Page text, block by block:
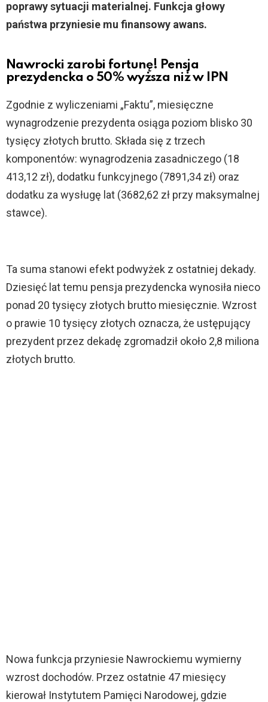
poprawy sytuacji materialnej. Funkcja głowy
państwa przyniesie mu finansowy awans.
Nawrocki zarobi fortunę! Pensja
prezydencka o 50% wyższa niż w IPN
Zgodnie z wyliczeniami „Faktu”, miesięczne
wynagrodzenie prezydenta osiąga poziom blisko 30
tysięcy złotych brutto. Składa się z trzech
komponentów: wynagrodzenia zasadniczego (18
413,12 zł), dodatku funkcyjnego (7891,34 zł) oraz
dodatku za wysługę lat (3682,62 zł przy maksymalnej
stawce).
Ta suma stanowi efekt podwyżek z ostatniej dekady.
Dziesięć lat temu pensja prezydencka wynosiła nieco
ponad 20 tysięcy złotych brutto miesięcznie. Wzrost
o prawie 10 tysięcy złotych oznacza, że ustępujący
prezydent przez dekadę zgromadził około 2,8 miliona
złotych brutto.
Nowa funkcja przyniesie Nawrockiemu wymierny
wzrost dochodów. Przez ostatnie 47 miesięcy
kierował Instytutem Pamięci Narodowej, gdzie